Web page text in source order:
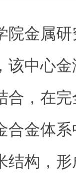
院金属
该中心
合，在
金体系
结构，